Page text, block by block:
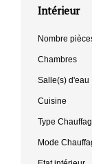
Intérieur
Nombre
Chambres
Salle(s) d'eau
Cuisine
Type
Mode